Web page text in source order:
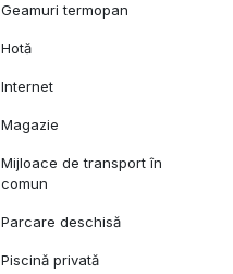
Geamuri termopan
Hotă
Internet
Magazie
Mijloace de transport în
comun
Parcare deschisă
Piscină privată